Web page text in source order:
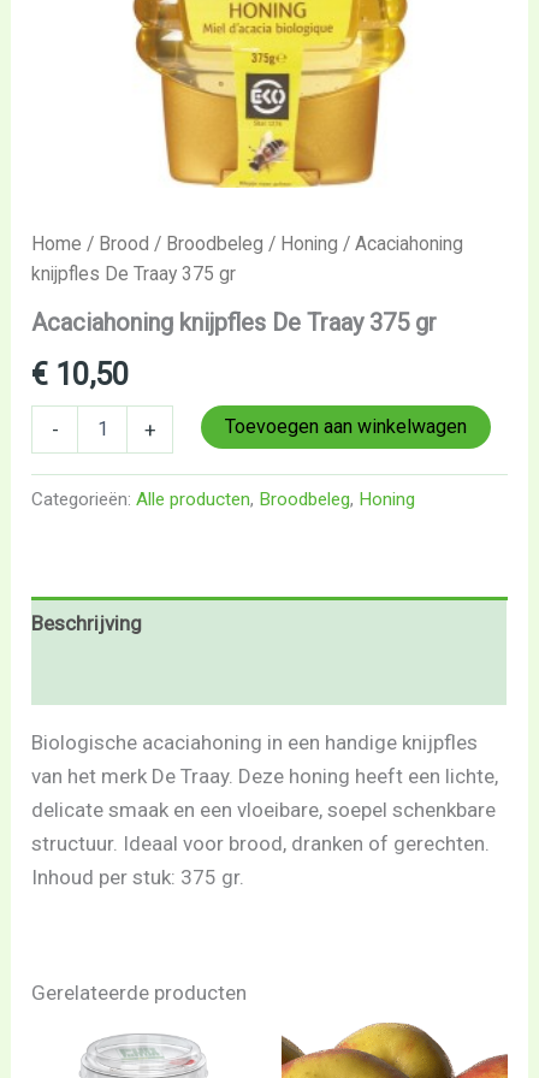
Home / Brood / Broodbeleg / Honing / Acaciahoning
knijpfles De Traay 375 gr
Acaciahoning knijpfles De Traay 375 gr
€ 10,50
- + Toevoegen aan winkelwagen
Categorieën:Alle producten, Broodbeleg, Honing
Beschrijving
Biologische acaciahoning in een handige knijpfles
van het merk De Traay. Deze honing heeft een lichte,
delicate smaak en een vloeibare, soepel schenkbare
structuur. Ideaal voor brood, dranken of gerechten.
Inhoud per stuk: 375 gr.
Gerelateerde producten